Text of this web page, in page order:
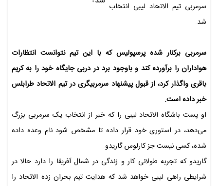
سرمربی تیم الاتحاد لیبی انتخاب
شد.
سرمربی برکنار شده پرسپولیس که با این تیم نتوانست انتظارات
هواداران را برآورده کند و باوجود برد در دربی جایگاه خود را به کریم
باقری واگذار کرد، از قبول پیشنهاد سرمربیگری در تیم الاتحاد طرابلس
خبر داده است.
او پست باشگاه الاتحاد لیبی را که خبر از انتخاب یک سرمربی بزرگ
می‌دهد، در استوری خود قرار داده تا مشخص شود نام وعده داده
شده، کسی نیست جز کارلوس گاریدو.
گاریدو که تجربه طولانی کار و زندگی در شمال آفریقا را دارد حالا در
شرایطی راهی لیبی خواهد شد که هدایت تیم بحران زده الاتحاد را